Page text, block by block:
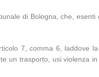
di Bologna, che, esenti
7, comma 6, laddove
un trasporto, usi violenza